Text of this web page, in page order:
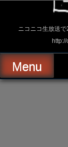
ス
ッ
プ
ニコニコ生放送
Menu